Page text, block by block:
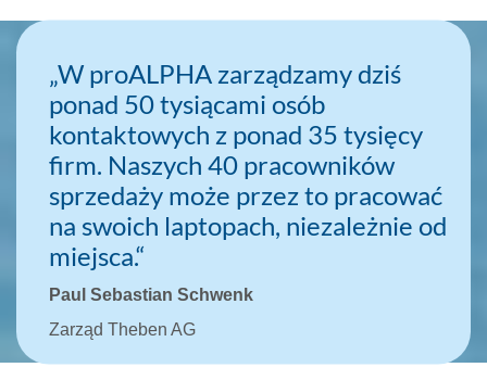
„W proALPHA zarządzamy dziś
ponad 50 tysiącami osób
kontaktowych z ponad 35 tysięcy
firm. Naszych 40 pracowników
sprzedaży może przez to pracować
na swoich laptopach, niezależnie od
miejsca.“
Paul Sebastian Schwenk
Zarząd Theben AG